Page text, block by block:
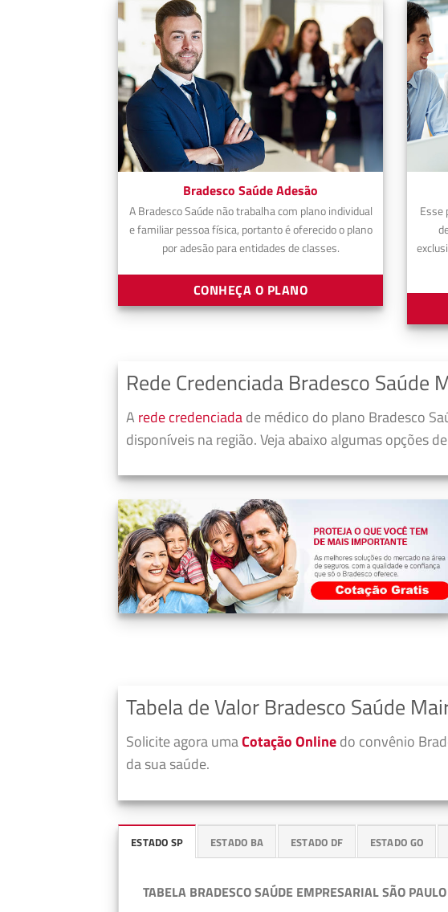
Bradesco Saúde Adesão
A Bradesco Saúde não trabalha com plano individual
e familiar pessoa física, portanto é oferecido o plano
por adesão para entidades de classes.
CONHEÇA O PLANO
Esse
Rede Credenciada Bradesco Saúde
A rede credenciadade médico do plano Bradesco
disponíveis na região. Veja abaixo algumas opções
Tabela de Valor Bradesco Saúde
Solicite agora umaCotação Onlinedo convênio
da sua saúde.
ESTADO SP ESTADO BA ESTADO DF ESTADO GO
TABELA BRADESCO SAÚDE EMPRESARIAL SÃO